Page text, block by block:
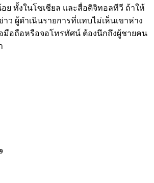
ย ทั้งในโซเชียล และสื่อดิจิทอลทีวี ถ้าให้
ว ผู้ดำเนินรายการที่แทบไม่เห็นเขาห่าง
มือถือหรือจอโทรทัศน์ ต้องนึกถึงผู้ชายคน